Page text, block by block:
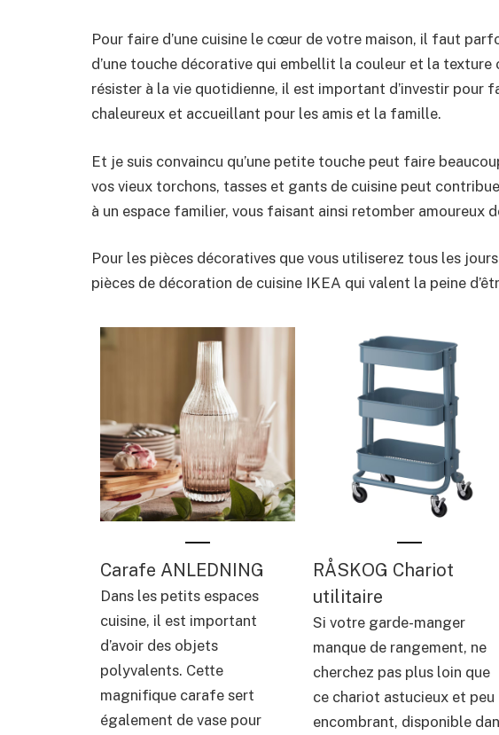
Pour faire d’une cuisine le cœur de votre maison, il faut
d’une touche décorative qui embellit la couleur et la texture
résister à la vie quotidienne, il est important d’investir pour
chaleureux et accueillant pour les amis et la famille.
Et je suis convaincu qu’une petite touche peut faire
vos vieux torchons, tasses et gants de cuisine peut
à un espace familier, vous faisant ainsi retomber amoureux
Pour les pièces décoratives que vous utiliserez tous les
pièces de décoration de cuisine IKEA qui valent la peine
Carafe ANLEDNING
Dans les petits espaces
cuisine, il est important
d’avoir des objets
polyvalents. Cette
magnifique carafe sert
également de vase pour
RÅSKOG Chariot
utilitaire
Si votre garde-manger
manque de rangement, ne
cherchez pas plus loin que
ce chariot astucieux et peu
encombrant, disponible